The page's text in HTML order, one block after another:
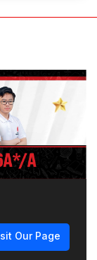
-
ေးပွဲ
အောင်မြင်ရ
တက်ရောက်ထား
တင်ပေးဖို့
တွင်
ော on
ျောင်းသား၊
တန်းများ
ဟိုပြု
ဂျစ်တယ်ခေတ်
ြားပေးပါ
Our Page